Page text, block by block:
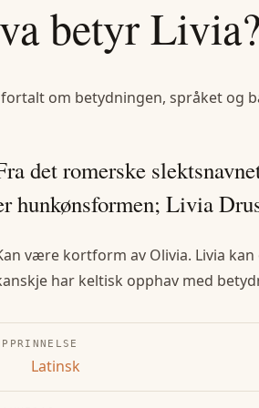
betyrLivia?
om betydningen, språket og
det romerske
hunkønsformen; Livia
være kortform av Olivia. Livia
har keltisk opphav med
Latinsk